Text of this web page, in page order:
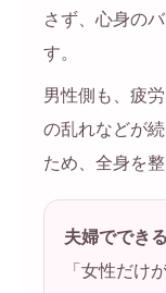
さず、心身の
す。
男性側も、疲
の乱れなどが
ため、全身を
夫婦ででき
「女性だけ